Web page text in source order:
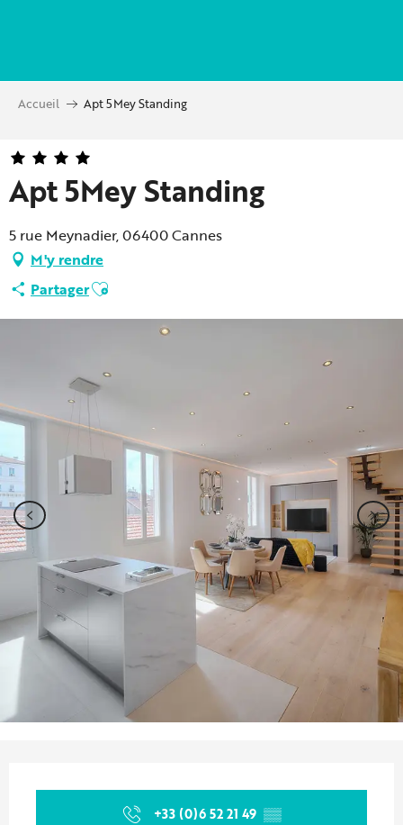
principal
Accueil Apt 5Mey Standing
Apt 5Mey Standing
5 rue Meynadier, 06400 Cannes
M'y rendre
PartagerAjouter aux favoris
+33 (0)6 52 21 49 ▒▒